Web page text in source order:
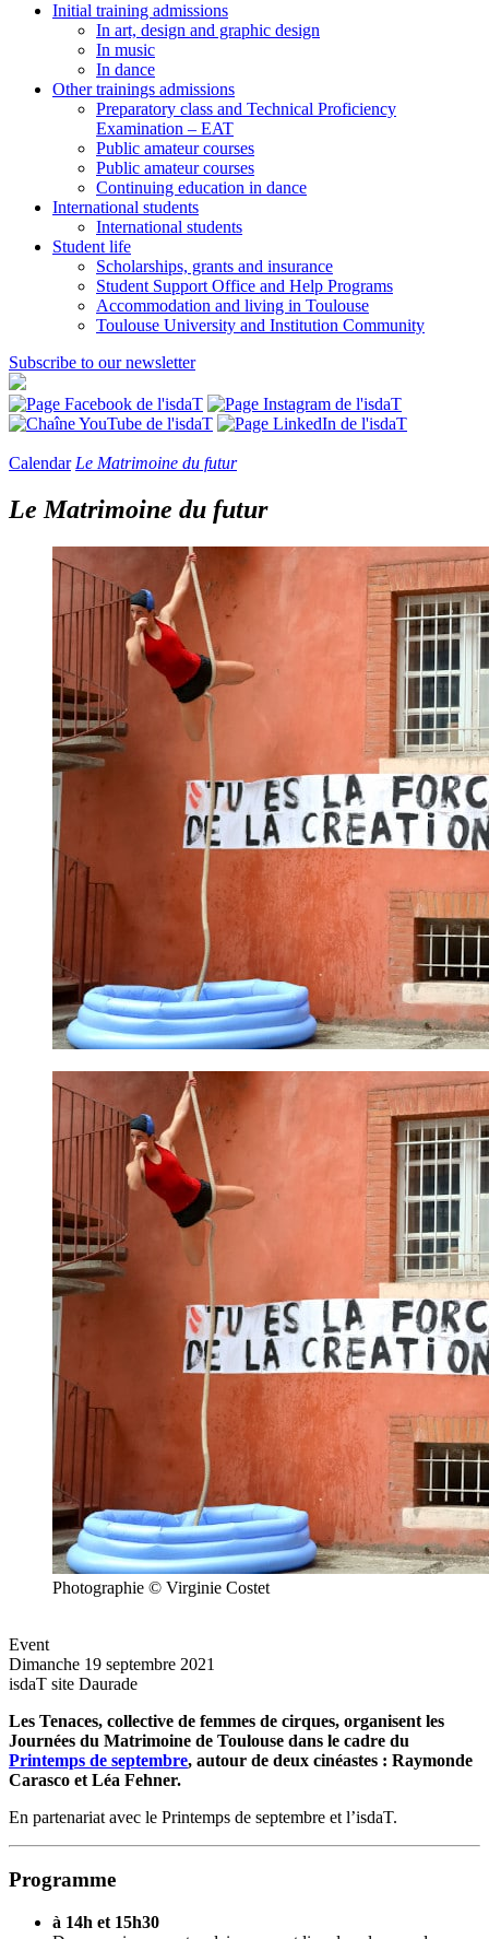
Initial training admissions
In art, design and graphic design
In music
In dance
Other trainings admissions
Preparatory class and Technical Proficiency
Examination – EAT
Public amateur courses
Public amateur courses
Continuing education in dance
International students
International students
Student life
Scholarships, grants and insurance
Student Support Office and Help Programs
Accommodation and living in Toulouse
Toulouse University and Institution Community
Subscribe to our newsletter
Calendar Le Matrimoine du futur
Le Matrimoine du futur
Photographie © Virginie Costet
Event
Dimanche 19 septembre 2021
isdaT site Daurade
Les Tenaces, collective de femmes de cirques, organisent les
Journées du Matrimoine de Toulouse dans le cadre du
Printemps de septembre, autour de deux cinéastes : Raymonde
Carasco et Léa Fehner.
En partenariat avec le Printemps de septembre et l’isdaT.
Programme
à 14h et 15h30